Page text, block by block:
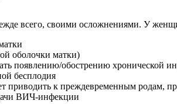
всего, своими осложнениями. У
оболочки матки)
появлению/обострению хронической
бесплодия
приводить к преждевременным родам,
ВИЧ-инфекции